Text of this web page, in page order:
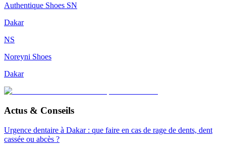
Authentique Shoes SN
Dakar
NS
Noreyni Shoes
Dakar
Actus & Conseils
Urgence dentaire à Dakar : que faire en cas de rage de dents, dent
cassée ou abcès ?